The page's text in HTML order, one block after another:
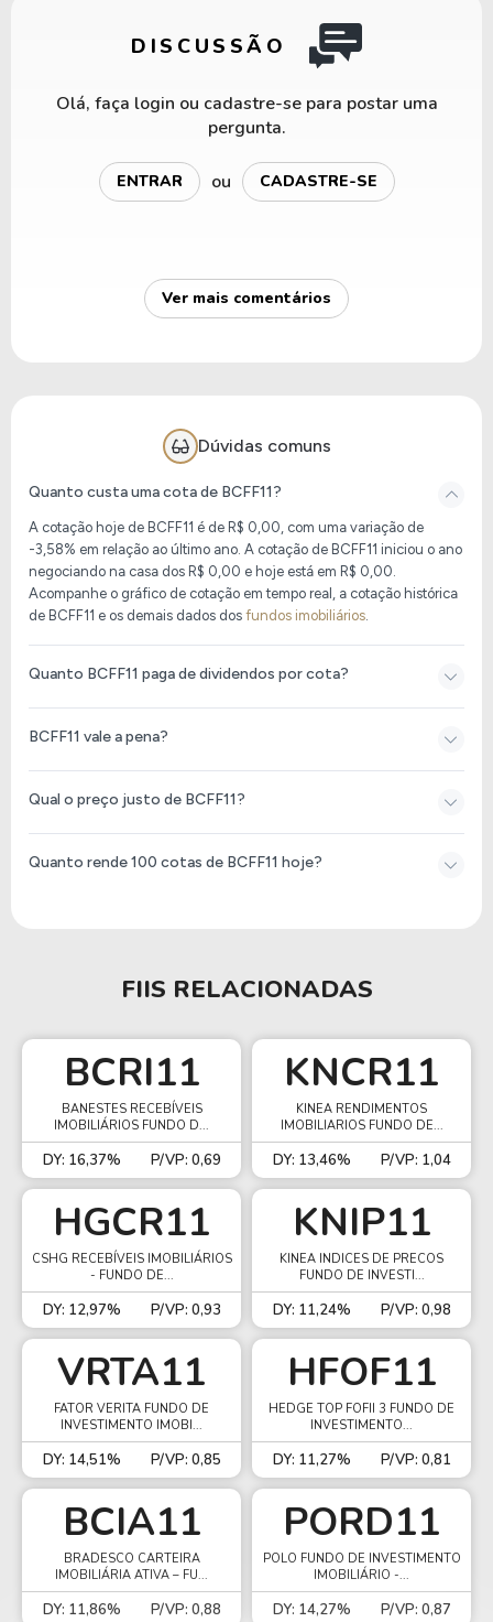
DISCUSSÃO
Olá, faça login ou cadastre-se para postar uma
pergunta.
ENTRAR ou CADASTRE-SE
Ver mais comentários
Dúvidas comuns
Quanto custa uma cota de BCFF11?
A cotação hoje de BCFF11 é de R$ 0,00 , com uma variação de
-3,58% em relação ao último ano. A cotação de BCFF11 iniciou o ano
negociando na casa dos R$ 0,00 e hoje está em R$ 0,00
Acompanhe o gráfico de cotação em tempo real, a cotação histórica
de BCFF11 e os demais dados dos fundos imobiliários
Quanto BCFF11 paga de dividendos por cota?
BCFF11 vale a pena?
Qual o preço justo de BCFF11?
Quanto rende 100 cotas de BCFF11 hoje?
FIIS RELACIONADAS
BCRI11
BANESTES RECEBÍVEIS
IMOBILIÁRIOS FUNDO D...
DY: 16,37% P/VP: 0,69
KNCR11
KINEA RENDIMENTOS
IMOBILIARIOS FUNDO DE...
DY: 13,46% P/VP: 1,04
HGCR11
CSHG RECEBÍVEIS IMOBILIÁRIOS
- FUNDO DE...
DY: 12,97% P/VP: 0,93
KNIP11
KINEA INDICES DE PRECOS
FUNDO DE INVESTI...
DY: 11,24% P/VP: 0,98
VRTA11
FATOR VERITA FUNDO DE
INVESTIMENTO IMOBI...
DY: 14,51% P/VP: 0,85
HFOF11
HEDGE TOP FOFII 3 FUNDO DE
INVESTIMENTO...
DY: 11,27% P/VP: 0,81
BCIA11
BRADESCO CARTEIRA
IMOBILIÁRIA ATIVA – FU...
DY: 11,86% P/VP: 0,88
PORD11
POLO FUNDO DE INVESTIMENTO
IMOBILIÁRIO -...
DY: 14,27% P/VP: 0,87